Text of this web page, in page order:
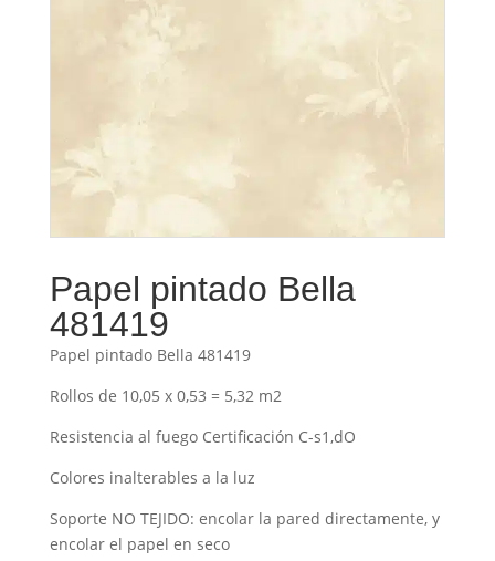
Papel pintado Bella
481419
Papel pintado Bella 481419
Rollos de 10,05 x 0,53 = 5,32 m2
Resistencia al fuego Certificación C-s1,dO
Colores inalterables a la luz
Soporte NO TEJIDO: encolar la pared directamente, y
encolar el papel en seco